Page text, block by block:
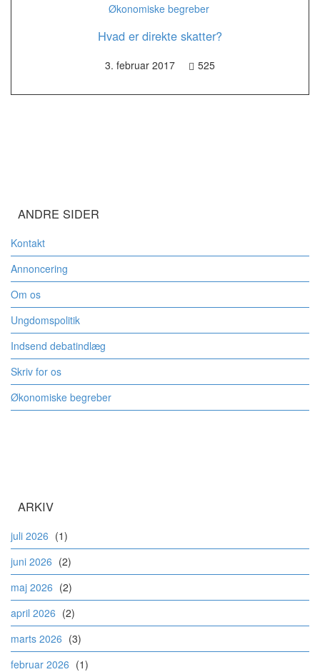
Økonomiske begreber
Hvad er direkte skatter?
3. februar 2017 525
ANDRE SIDER
Kontakt
Annoncering
Om os
Ungdomspolitik
Indsend debatindlæg
Skriv for os
Økonomiske begreber
ARKIV
juli 2026 (1)
juni 2026 (2)
maj 2026 (2)
april 2026 (2)
marts 2026 (3)
februar 2026 (1)